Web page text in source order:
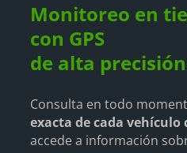
Monitoreo en
con GPS
de alta precisión
Consulta en todo
exacta de cada vehículo
accede a información